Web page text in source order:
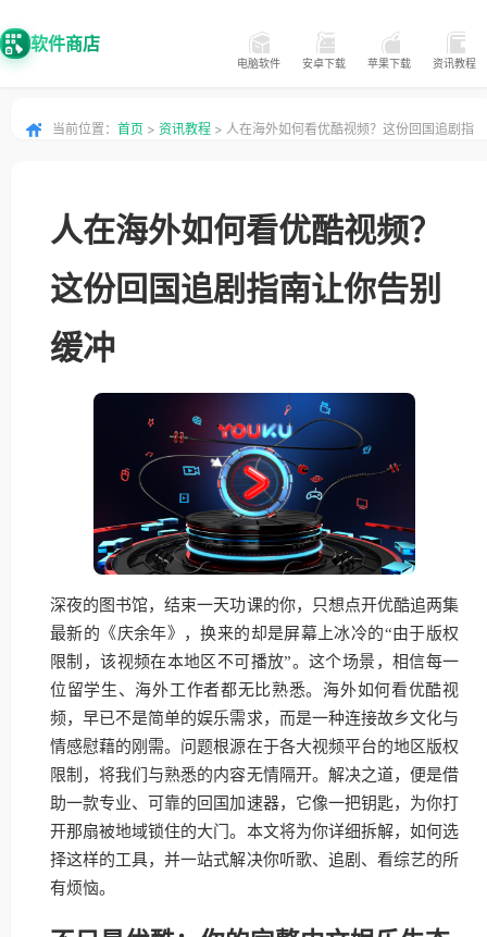
软件商店
电脑软件 安卓下载 苹果下载 资讯教程
当前位置： 首页 > 资讯教程 > 人在海外如何看优酷视频？这份回国追剧指
人在海外如何看优酷视频？
这份回国追剧指南让你告别
缓冲
深夜的图书馆，结束一天功课的你，只想点开优酷追两集
最新的《庆余年》，换来的却是屏幕上冰冷的“由于版权
限制，该视频在本地区不可播放”。这个场景，相信每一
位留学生、海外工作者都无比熟悉。海外如何看优酷视
频，早已不是简单的娱乐需求，而是一种连接故乡文化与
情感慰藉的刚需。问题根源在于各大视频平台的地区版权
限制，将我们与熟悉的内容无情隔开。解决之道，便是借
助一款专业、可靠的回国加速器，它像一把钥匙，为你打
开那扇被地域锁住的大门。本文将为你详细拆解，如何选
择这样的工具，并一站式解决你听歌、追剧、看综艺的所
有烦恼。